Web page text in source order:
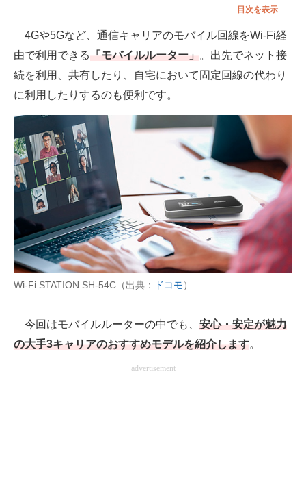
メディア
ITの今と未来を見通す
スマホと通信の最新トレンド
進化するPCとデバイスの未来
好きが集まる 比べて選べる
ビジネスと働き方のヒント
AI活用のいまが分かる
経営リーダーのコミュニティ
マーケ×ITの今がよく分かる
目次を表示
4Gや5Gなど、通信キャリアのモバイル回線をWi-Fi経
由で利用できる「モバイルルーター」。出先でネット接
続を利用、共有したり、自宅において固定回線の代わり
に利用したりするのも便利です。
Wi-Fi STATION SH-54C（出典： ドコモ）
今回はモバイルルーターの中でも、 安心・安定が魅力
の大手3キャリアのおすすめモデルを紹介します。
advertisement